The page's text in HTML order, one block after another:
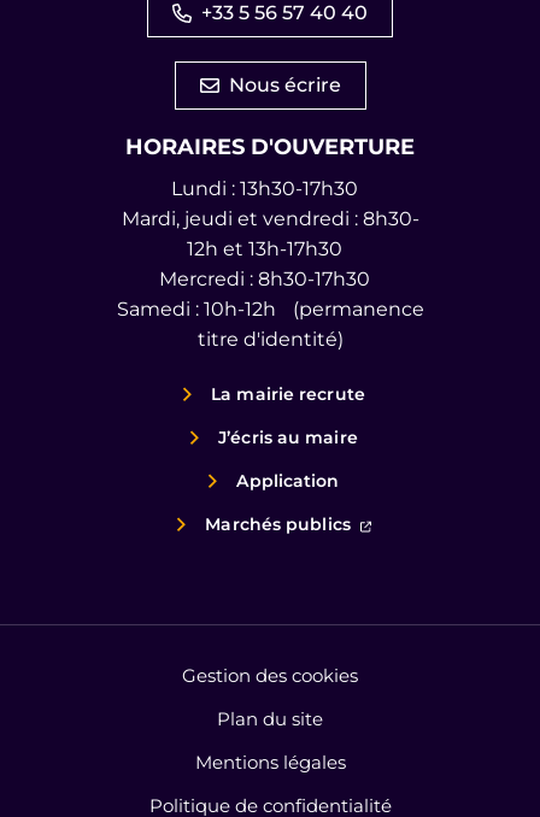
+33 5 56 57 40 40
Nous écrire
HORAIRES D'OUVERTURE
Lundi : 13h30-17h30
Mardi, jeudi et vendredi : 8h30-
12h et 13h-17h30
Mercredi : 8h30-17h30
Samedi : 10h-12h (permanence
titre d'identité)
La mairie recrute
J’écris au maire
Application
Marchés publics
(ouverture dans
Gestion des cookies
Plan du site
Mentions légales
Politique de confidentialité